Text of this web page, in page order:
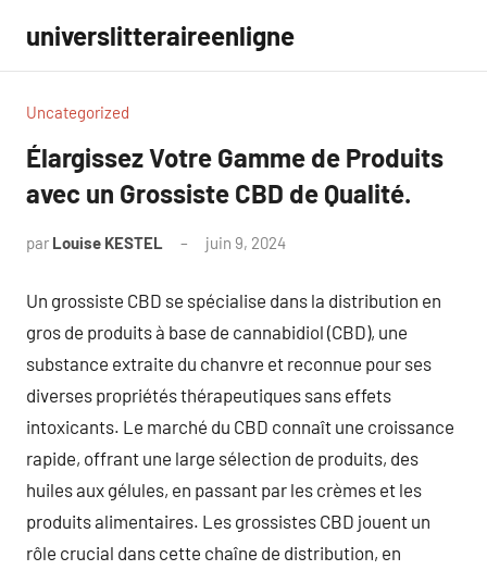
contenu
universlitteraireenligne
Uncategorized
Élargissez Votre Gamme de Produits
avec un Grossiste CBD de Qualité.
par Louise KESTEL juin 9, 2024
Un grossiste CBD se spécialise dans la distribution en
gros de produits à base de cannabidiol (CBD), une
substance extraite du chanvre et reconnue pour ses
diverses propriétés thérapeutiques sans effets
intoxicants. Le marché du CBD connaît une croissance
rapide, offrant une large sélection de produits, des
huiles aux gélules, en passant par les crèmes et les
produits alimentaires. Les grossistes CBD jouent un
rôle crucial dans cette chaîne de distribution, en